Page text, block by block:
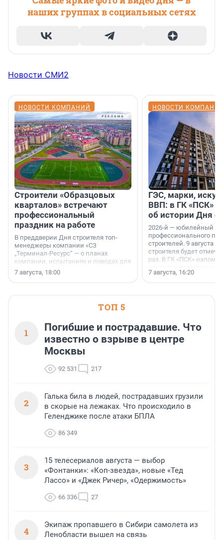
наших группах в социальных сетях
Новости СМИ2
НОВОСТИ КОМПАНИЙ
Строители «Образцовых
кварталов» встречают
профессиональный
праздник на работе
В преддверии Дня строителя топ-
менеджеры компании «СЗ
„Терминал-Ресурс“ — о планах
компании, испытаниях и поводах для
осторожного оптимизма.
7 августа, 18:00
НОВОСТИ
ГЭС, марки,
ВВП: в ГК «ПСК»
об истории Дня
2026-й — юбилейный
профессионального
строителей. 9 августа
строителя будет
раз. В ГК «ПСК»
поменялась роль
7 августа, 16:20
ТОП 5
1
Погибшие и пострадавшие. Что
известно о взрыве в центре
Москвы
92 531 217
2
Галька била в людей, пострадавших грузили
в скорые на лежаках. Что происходило в
Геленджике после атаки БПЛА
86 349
3
15 телесериалов августа — выбор
«Фонтанки»: «Коп-звезда», новые «Тед
Лассо» и «Джек Ричер», «Одержимость»
66 336 27
4
Экипаж пропавшего в Сибири самолета из
Ленобласти вышел на связь